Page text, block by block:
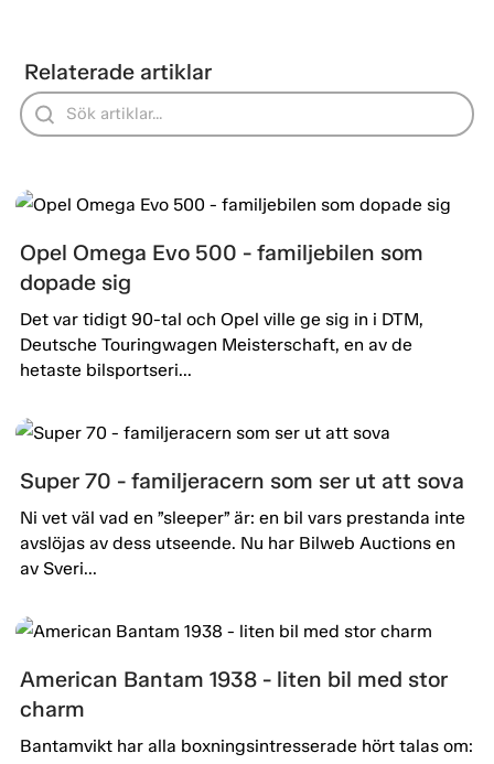
Relaterade artiklar
Opel Omega Evo 500 - familjebilen som
dopade sig
Det var tidigt 90-tal och Opel ville ge sig in i DTM,
Deutsche Touringwagen Meisterschaft, en av de
hetaste bilsportseri...
Super 70 - familjeracern som ser ut att sova
Ni vet väl vad en ”sleeper” är: en bil vars prestanda inte
avslöjas av dess utseende. Nu har Bilweb Auctions en
av Sveri...
American Bantam 1938 - liten bil med stor
charm
Bantamvikt har alla boxningsintresserade hört talas om: